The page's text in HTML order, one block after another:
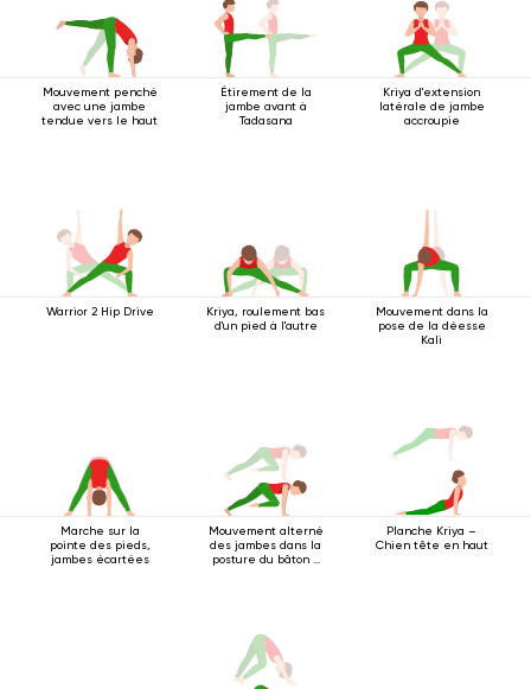
Mouvement penché
avec une jambe
tendue vers le haut
Étirement de la
jambe avant à
Tadasana
Kriya d'extension
latérale de jambe
accroupie
Warrior 2 Hip Drive
Kriya, roulement bas
d'un pied à l'autre
Mouvement dans la
pose de la déesse
Kali
Marche sur la
pointe des pieds,
jambes écartées
Mouvement alterné
des jambes dans la
posture du bâton à
Planche Kriya –
Chien tête en haut